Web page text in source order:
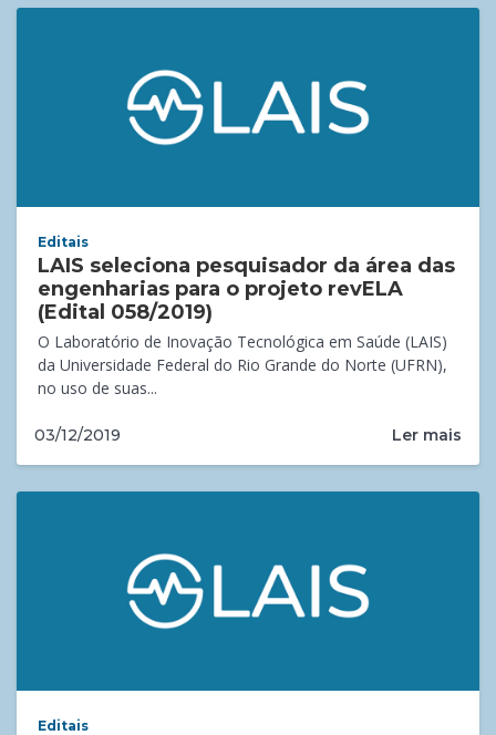
Editais
LAIS seleciona pesquisador da área das
engenharias para o projeto revELA
(Edital 058/2019)
O Laboratório de Inovação Tecnológica em Saúde (LAIS)
da Universidade Federal do Rio Grande do Norte (UFRN),
no uso de suas...
03/12/2019 Ler mais
Editais